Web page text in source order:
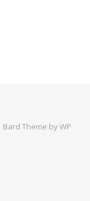
Bard Theme byWP